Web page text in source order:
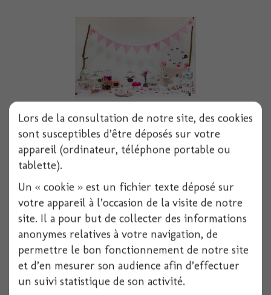
Guirlande fanions candy bar 4m
Voir
Lors de la consultation de notre site, des cookies
sont susceptibles d’être déposés sur votre
appareil (ordinateur, téléphone portable ou
tablette).
Un « cookie » est un fichier texte déposé sur
votre appareil à l’occasion de la visite de notre
site. Il a pour but de collecter des informations
anonymes relatives à votre navigation, de
permettre le bon fonctionnement de notre site
et d’en mesurer son audience afin d’effectuer
un suivi statistique de son activité.